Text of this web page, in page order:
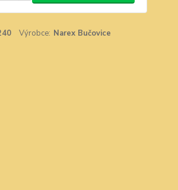
Výrobce: Narex Bučovice